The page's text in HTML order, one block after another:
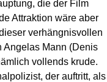
die der Film
Attraktion wäre aber
verhängnisvollen
Angelas Mann (Denis
vollends krude.
der auftritt, als